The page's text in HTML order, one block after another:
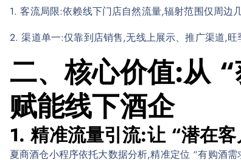
1. 客流局限:依赖线下门店自然流量,辐射范围仅周边
2. 渠道单一:仅靠到店销售,无线上展示、推广渠道,
二、核心价值:从
赋能线下酒企
1. 精准流量引流:让 “潜在
夏商酒仓小程序依托大数据分析,精准定位 “有购酒